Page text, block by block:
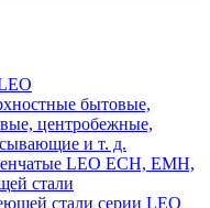
бытовые,
центробежные,
и т. д.
LEO ECH, EMH,
стали
стали серии LEO